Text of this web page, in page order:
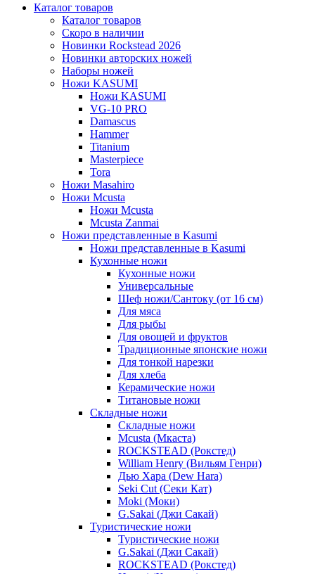
Каталог товаров
Каталог товаров
Скоро в наличии
Новинки Rockstead 2026
Новинки авторских ножей
Наборы ножей
Ножи KASUMI
Ножи KASUMI
VG-10 PRO
Damascus
Hammer
Titanium
Masterpiece
Tora
Ножи Masahiro
Ножи Mcusta
Ножи Mcusta
Mcusta Zanmai
Ножи представленные в Kasumi
Ножи представленные в Kasumi
Кухонные ножи
Кухонные ножи
Универсальные
Шеф ножи/Сантоку (от 16 см)
Для мяса
Для рыбы
Для овощей и фруктов
Традиционные японские ножи
Для тонкой нарезки
Для хлеба
Керамические ножи
Титановые ножи
Складные ножи
Складные ножи
Mcusta (Мкаста)
ROCKSTEAD (Рокстед)
William Henry (Вильям Генри)
Дью Хара (Dew Hara)
Seki Cut (Секи Кат)
Moki (Моки)
G.Sakai (Джи Сакай)
Туристические ножи
Туристические ножи
G.Sakai (Джи Сакай)
ROCKSTEAD (Рокстед)